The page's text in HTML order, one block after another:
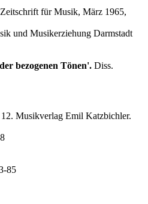
für Musik, März 1965,
und Musikerziehung Darmstadt
bezogenen Tönen'. Diss.
Musikverlag Emil Katzbichler.
85